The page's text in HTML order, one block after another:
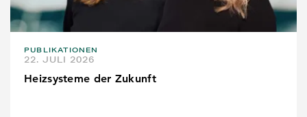
PUBLIKATIONEN
22. JULI 2026
Heizsysteme der Zukunft